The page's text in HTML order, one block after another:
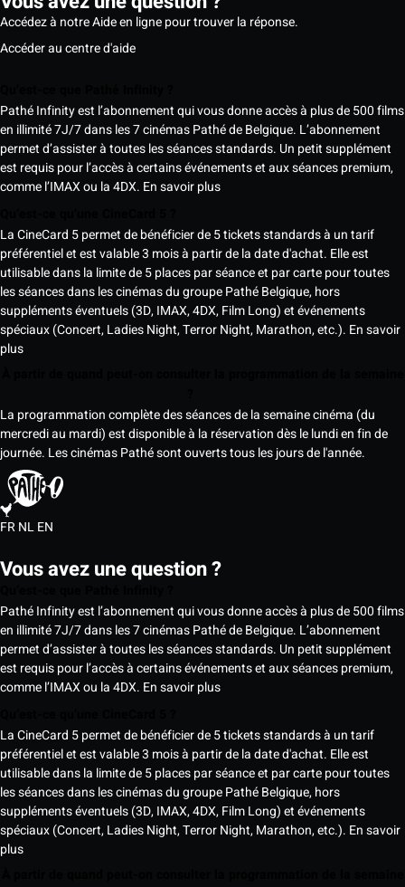
Accédez à notre Aide en ligne pour trouver la réponse.
Accéder au centre d'aide
Pathé Infinity est l’abonnement qui vous donne accès à plus de 500 films
en illimité 7J/7 dans les 7 cinémas Pathé de Belgique. L’abonnement
permet d’assister à toutes les séances standards. Un petit supplément
est requis pour l’accès à certains événements et aux séances premium,
comme l’IMAX ou la 4DX. En savoir plus
La CineCard 5 permet de bénéficier de 5 tickets standards à un tarif
préférentiel et est valable 3 mois à partir de la date d'achat. Elle est
utilisable dans la limite de 5 places par séance et par carte pour toutes
les séances dans les cinémas du groupe Pathé Belgique, hors
suppléments éventuels (3D, IMAX, 4DX, Film Long) et événements
spéciaux (Concert, Ladies Night, Terror Night, Marathon, etc.). En savoir
plus
La programmation complète des séances de la semaine cinéma (du
mercredi au mardi) est disponible à la réservation dès le lundi en fin de
journée. Les cinémas Pathé sont ouverts tous les jours de l'année.
FRNLEN
Vous avez une question ?
Pathé Infinity est l’abonnement qui vous donne accès à plus de 500 films
en illimité 7J/7 dans les 7 cinémas Pathé de Belgique. L’abonnement
permet d’assister à toutes les séances standards. Un petit supplément
est requis pour l’accès à certains événements et aux séances premium,
comme l’IMAX ou la 4DX. En savoir plus
La CineCard 5 permet de bénéficier de 5 tickets standards à un tarif
préférentiel et est valable 3 mois à partir de la date d'achat. Elle est
utilisable dans la limite de 5 places par séance et par carte pour toutes
les séances dans les cinémas du groupe Pathé Belgique, hors
suppléments éventuels (3D, IMAX, 4DX, Film Long) et événements
spéciaux (Concert, Ladies Night, Terror Night, Marathon, etc.). En savoir
plus